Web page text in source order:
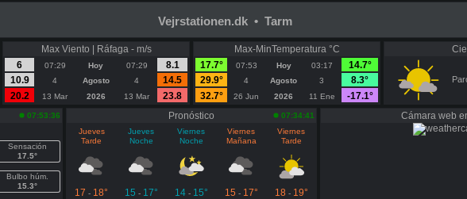
Vejrstationen.dk • Tarm
Max Viento | Ráfaga - m/s
6
07:29 Hoy 07:29
8.1
10.9
4 Agosto 4
14.5
20.2
13 Mar 2026 13 Mar 23.8
Max-MinTemperatura °C
17.7°
07:53 Hoy 03:17
14.7°
29.9°
4 Agosto 3
8.3°
32.7°
26 Jun 2026 11 Ene -17.1°
07:53:36
Sensación
17.5°
Bulbo húm.
15.3°
Pronóstico
07:34:41
Jueves
Tarde
Jueves
Noche
Viernes
Noche
Viernes
Mañana
Viernes
Tarde
17 - 18° 15 - 17° 14- 15° 15 - 17° 18- 19°
Cámara web